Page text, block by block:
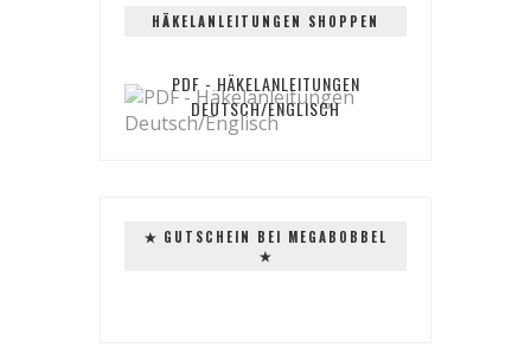
HÄKELANLEITUNGEN SHOPPEN
PDF - HÄKELANLEITUNGEN
DEUTSCH/ENGLISCH
✭ GUTSCHEIN BEI MEGABOBBEL
✭